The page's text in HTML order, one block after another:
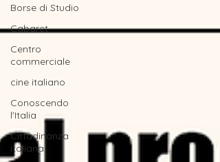
Borse di Studio
Cabaret
Centro
commerciale
cine italiano
Conoscendo
l'Italia
Cittadinanza
italiana